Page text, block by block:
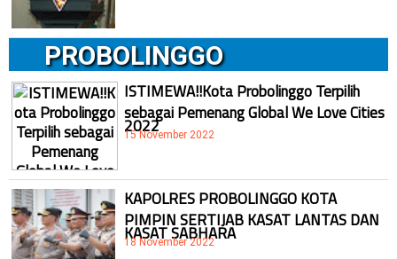
PROBOLINGGO
ISTIMEWA!!Kota Probolinggo Terpilih
sebagai Pemenang Global We Love Cities
2022
15 November 2022
KAPOLRES PROBOLINGGO KOTA
PIMPIN SERTIJAB KASAT LANTAS DAN
KASAT SABHARA
18 November 2022